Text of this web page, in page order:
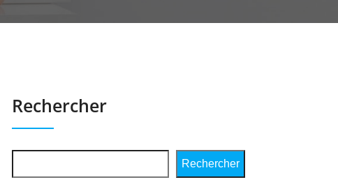
Rechercher
Rechercher